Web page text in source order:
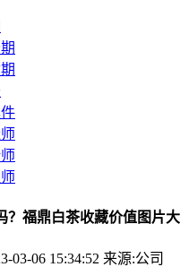
？福鼎白茶收藏价值图片
03-06 15:34:52 来源:公司